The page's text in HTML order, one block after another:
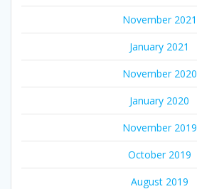
November 2021
January 2021
November 2020
January 2020
November 2019
October 2019
August 2019